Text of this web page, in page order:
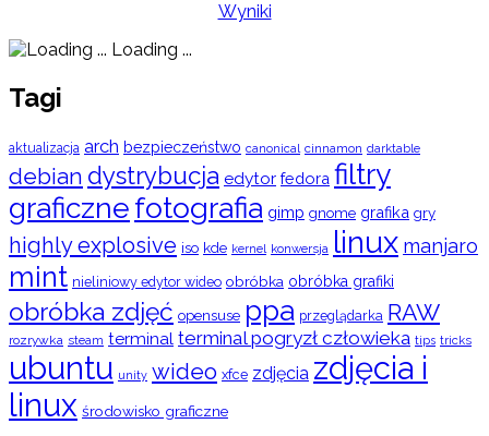
Wyniki
Loading ...
Tagi
aktualizacja arch bezpieczeństwo canonical cinnamon darktable
debian dystrybucja edytor fedora filtry
graficznefotografia gimp gnome grafika gry
highly explosive iso kde kernel konwersja linux manjaro
mint nieliniowy edytor wideo obróbka obróbka grafiki
obróbka zdjęć opensuse ppa przeglądarka RAW
rozrywka steam terminal terminal pogryzł człowieka tips tricks
ubuntu unity wideo xfce zdjęcia zdjęcia i
linux środowisko graficzne